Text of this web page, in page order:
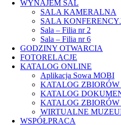
WYNAJEM SAL
SALA KAMERALNA
SALA
Sala – Filia nr 2
Sala – Filia nr 6
GODZINY OTWARCIA
FOTORELACJE
KATALOG ONLINE
Aplikacja Sowa MOBI
KATALOG ZBIORÓW
KATALOG
KATALOG
WIRTUALNE
WSPÓŁPRACA